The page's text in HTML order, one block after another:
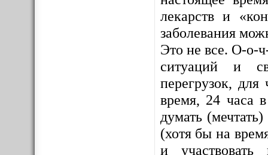
лекарств и
заболевания
Это не все. О-о-
ситуаций и
перегрузок, для
время, 24 часа
думать
(хотя бы на
и участвовать